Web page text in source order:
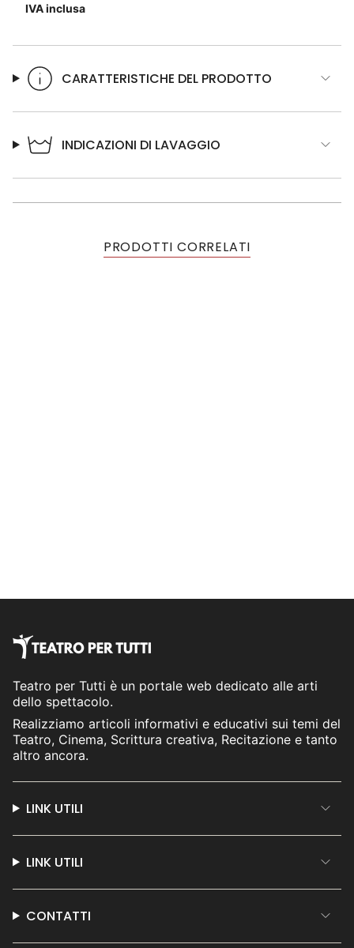
IVA inclusa
CARATTERISTICHE DEL PRODOTTO
INDICAZIONI DI LAVAGGIO
PRODOTTI CORRELATI
Teatro per Tutti è un portale web dedicato alle arti
dello spettacolo.
Realizziamo articoli informativi e educativi sui temi del
Teatro, Cinema, Scrittura creativa, Recitazione e tanto
altro ancora.
LINK UTILI
LINK UTILI
CONTATTI